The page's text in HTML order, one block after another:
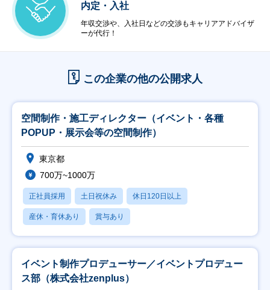
内定・入社
年収交渉や、入社日などの交渉もキャリアアドバイザ
ーが代行！
この企業の他の公開求人
空間制作・施工ディレクター（イベント・各種
POPUP・展示会等の空間制作）
東京都
700万~1000万
正社員採用 土日祝休み 休日120日以上
産休・育休あり 賞与あり
イベント制作プロデューサー／イベントプロデュー
ス部（株式会社zenplus）